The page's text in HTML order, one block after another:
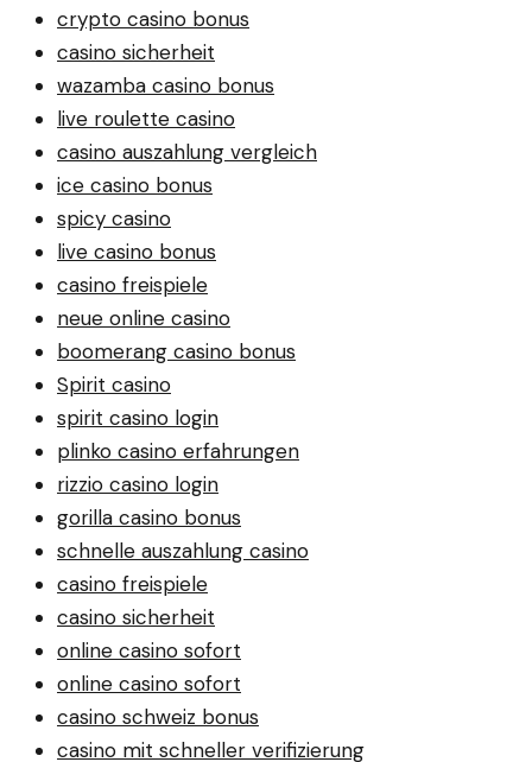
crypto casino bonus
casino sicherheit
wazamba casino bonus
live roulette casino
casino auszahlung vergleich
ice casino bonus
spicy casino
live casino bonus
casino freispiele
neue online casino
boomerang casino bonus
Spirit casino
spirit casino login
plinko casino erfahrungen
rizzio casino login
gorilla casino bonus
schnelle auszahlung casino
casino freispiele
casino sicherheit
online casino sofort
online casino sofort
casino schweiz bonus
casino mit schneller verifizierung